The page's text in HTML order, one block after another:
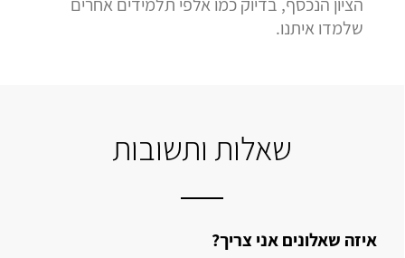
הציון הנכסף, בדיוק כמו אלפי תלמידים אחרים
שלמדו איתנו.
שאלות ותשובות
איזה שאלונים אני צריך?